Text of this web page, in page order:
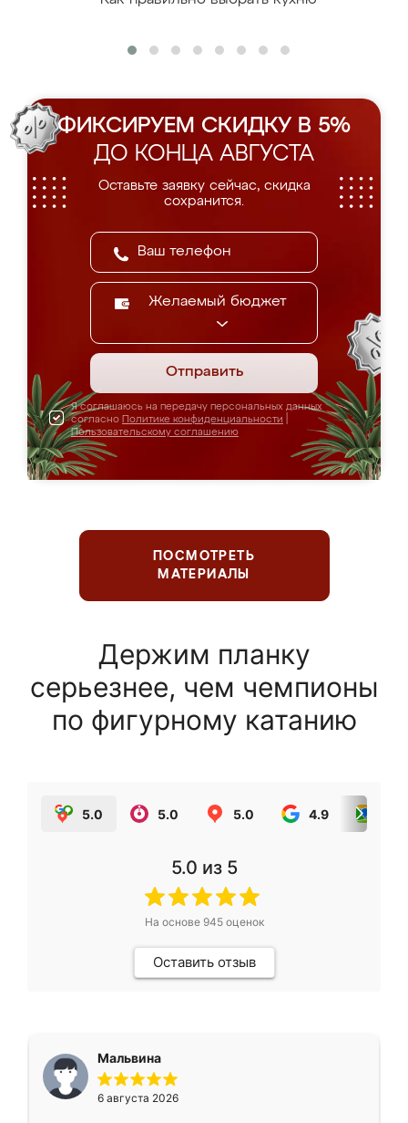
ФИКСИРУЕМ СКИДКУ В 5%
ДО КОНЦА АВГУСТА
Оставьте заявку сейчас, скидка
сохранится.
Желаемый бюджет
Отправить
Я соглашаюсь на передачу персональных данных
согласно Политике конфиденциальности
Пользовательскому соглашению
ПОСМОТРЕТЬ
МАТЕРИАЛЫ
Держим планку
серьезнее, чем чемпионы
по фигурному катанию
5.0 5.0 5.0 4.9
5.0 из 5
На основе 945оценок
Оставить отзыв
Мальвина
6 августа 2026